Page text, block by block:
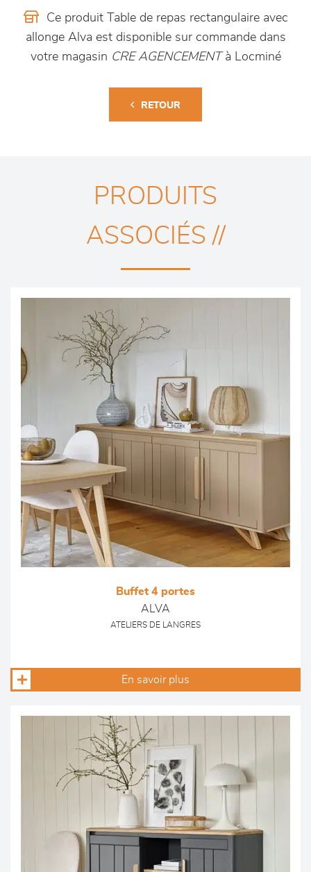
Ce produit Table de repas rectangulaire avec
allonge Alva est disponible sur commande dans
votre magasin CRE AGENCEMENTà Locminé
RETOUR
PRODUITS
ASSOCIÉS //
Buffet 4 portes
ALVA
ATELIERS DE LANGRES
En savoir plus